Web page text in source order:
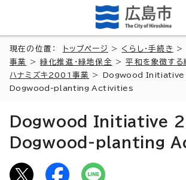
現在の位置： トップページ > くらし・手続き
事業
>緑化推進・緑地保全 >平和を象徴する
ハナミズキ2001事業
> Dogwood
Dogwood-planting Activities
Dogwood Initiative
Dogwood-planting